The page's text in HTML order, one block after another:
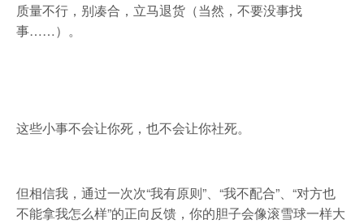
质量不行，别凑合，立马退货（当然，不要没事找
事……）。
这些小事不会让你死，也不会让你社死。
但相信我，通过一次次“我有原则”、“我不配合”、“对方也
不能拿我怎么样”的正向反馈，你的胆子会像滚雪球一样大